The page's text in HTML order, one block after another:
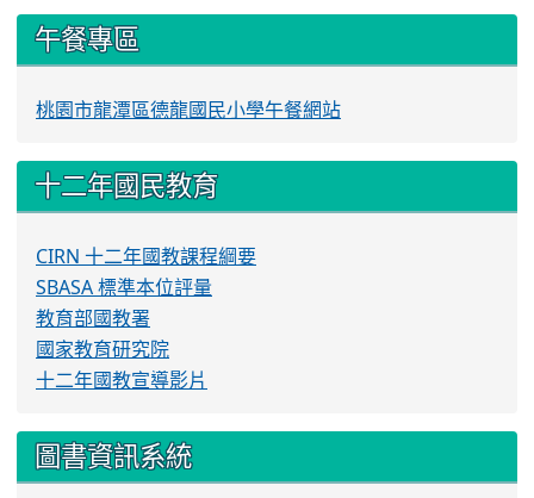
午餐專區
桃園市龍潭區德龍國民小學午餐網站
十二年國民教育
CIRN 十二年國教課程綱要
SBASA 標準本位評量
教育部國教署
國家教育研究院
十二年國教宣導影片
圖書資訊系統